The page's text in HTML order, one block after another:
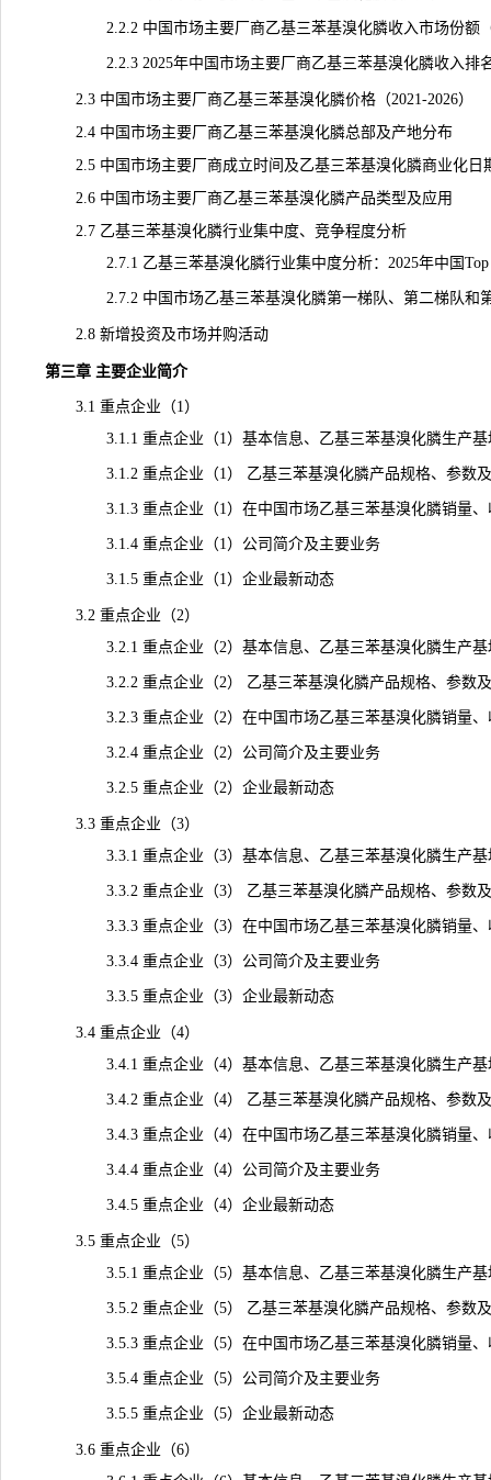
2.2.2 中国市场主要厂商乙基三苯基溴化膦收入市场份额（
2.2.3 2025年中国市场主要厂商乙基三苯基溴化膦收入排
2.3 中国市场主要厂商乙基三苯基溴化膦价格（2021-2026）
2.4 中国市场主要厂商乙基三苯基溴化膦总部及产地分布
2.5 中国市场主要厂商成立时间及乙基三苯基溴化膦商业化日
2.6 中国市场主要厂商乙基三苯基溴化膦产品类型及应用
2.7 乙基三苯基溴化膦行业集中度、竞争程度分析
2.7.1 乙基三苯基溴化膦行业集中度分析：2025年中国Top
2.7.2 中国市场乙基三苯基溴化膦第一梯队、第二梯队和第
2.8 新增投资及市场并购活动
第三章 主要企业简介
3.1 重点企业（1）
3.1.1 重点企业（1）基本信息、乙基三苯基溴化膦生产基
3.1.2 重点企业（1） 乙基三苯基溴化膦产品规格、参数及
3.1.3 重点企业（1）在中国市场乙基三苯基溴化膦销量、收
3.1.4 重点企业（1）公司简介及主要业务
3.1.5 重点企业（1）企业最新动态
3.2 重点企业（2）
3.2.1 重点企业（2）基本信息、乙基三苯基溴化膦生产基
3.2.2 重点企业（2） 乙基三苯基溴化膦产品规格、参数及
3.2.3 重点企业（2）在中国市场乙基三苯基溴化膦销量、收
3.2.4 重点企业（2）公司简介及主要业务
3.2.5 重点企业（2）企业最新动态
3.3 重点企业（3）
3.3.1 重点企业（3）基本信息、乙基三苯基溴化膦生产基
3.3.2 重点企业（3） 乙基三苯基溴化膦产品规格、参数及
3.3.3 重点企业（3）在中国市场乙基三苯基溴化膦销量、收
3.3.4 重点企业（3）公司简介及主要业务
3.3.5 重点企业（3）企业最新动态
3.4 重点企业（4）
3.4.1 重点企业（4）基本信息、乙基三苯基溴化膦生产基
3.4.2 重点企业（4） 乙基三苯基溴化膦产品规格、参数及
3.4.3 重点企业（4）在中国市场乙基三苯基溴化膦销量、收
3.4.4 重点企业（4）公司简介及主要业务
3.4.5 重点企业（4）企业最新动态
3.5 重点企业（5）
3.5.1 重点企业（5）基本信息、乙基三苯基溴化膦生产基
3.5.2 重点企业（5） 乙基三苯基溴化膦产品规格、参数及
3.5.3 重点企业（5）在中国市场乙基三苯基溴化膦销量、收
3.5.4 重点企业（5）公司简介及主要业务
3.5.5 重点企业（5）企业最新动态
3.6 重点企业（6）